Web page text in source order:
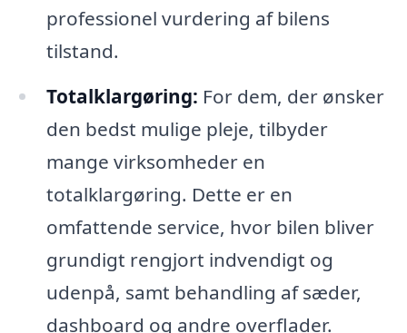
professionel vurdering af bilens
tilstand.
Totalklargøring: For dem, der ønsker
den bedst mulige pleje, tilbyder
mange virksomheder en
totalklargøring. Dette er en
omfattende service, hvor bilen bliver
grundigt rengjort indvendigt og
udenpå, samt behandling af sæder,
dashboard og andre overflader.